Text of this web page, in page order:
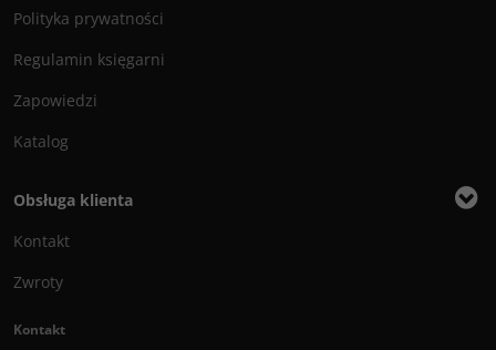
Polityka prywatności
Regulamin księgarni
Zapowiedzi
Katalog
Obsługa klienta
Kontakt
Zwroty
Kontakt